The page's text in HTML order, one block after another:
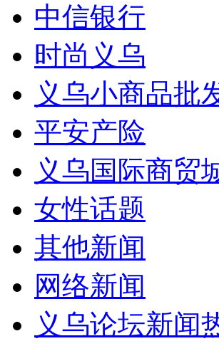
中信银行
时尚义乌
义乌小商品批
平安产险
义乌国际商贸
女性话题
其他新闻
网络新闻
义乌论坛新闻